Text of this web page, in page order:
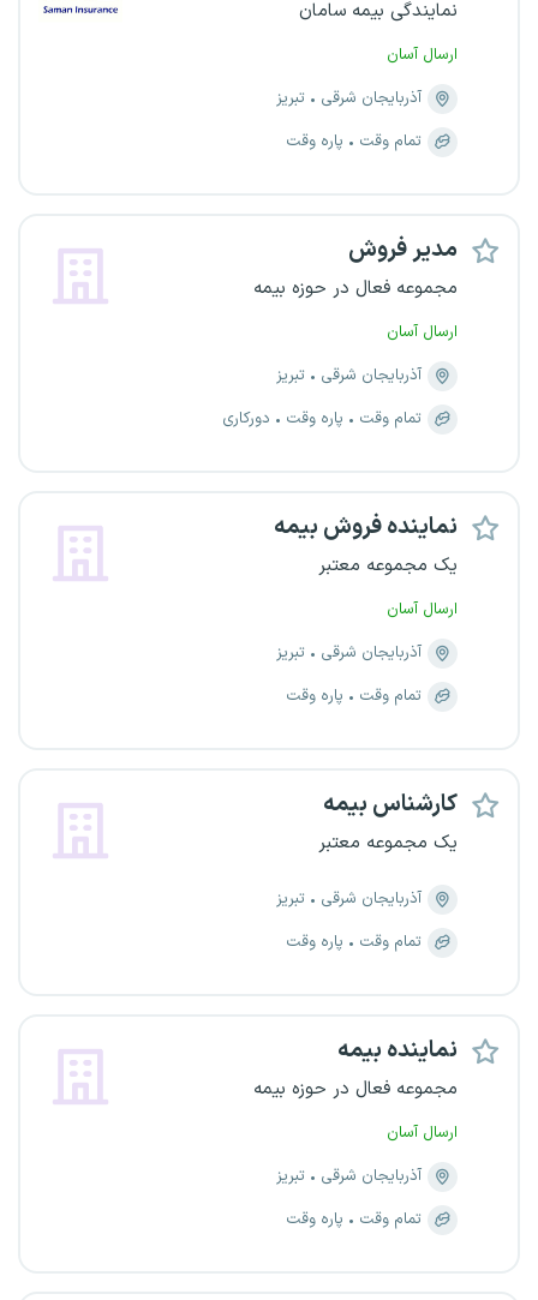
نمایندگی بیمه سامان
ارسال آسان
آذربایجان شرقی
تبریز
تمام وقت
پاره وقت
مدیر فروش
مجموعه فعال در حوزه بیمه
ارسال آسان
آذربایجان شرقی
تبریز
تمام وقت
پاره وقت دورکاری
نماینده فروش بیمه
یک مجموعه معتبر
ارسال آسان
آذربایجان شرقی
تبریز
تمام وقت
پاره وقت
کارشناس بیمه
یک مجموعه معتبر
آذربایجان شرقی
تبریز
تمام وقت
پاره وقت
نماینده بیمه
مجموعه فعال در حوزه بیمه
ارسال آسان
آذربایجان شرقی
تبریز
تمام وقت
پاره وقت